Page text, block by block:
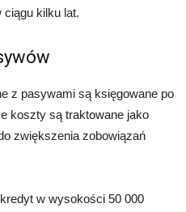
kilku lat.
z pasywami są księgowane po
koszty są traktowane jako
zwiększenia zobowiązań
w wysokości 50 000